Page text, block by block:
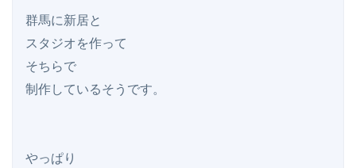
群馬に新居と
スタジオを作って
そちらで
制作しているそうです。
やっぱり